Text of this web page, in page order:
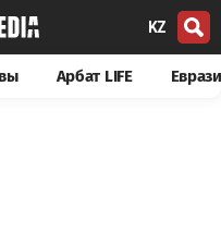
KZ
Арбат LIFE